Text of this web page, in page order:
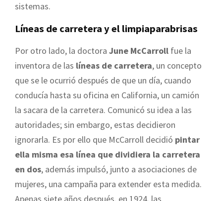
sistemas.
Líneas de carretera y el limpiaparabrisas
Por otro lado, la doctora June McCarroll fue la
inventora de las líneas de carretera, un concepto
que se le ocurrió después de que un día, cuando
conducía hasta su oficina en California, un camión
la sacara de la carretera. Comunicó su idea a las
autoridades; sin embargo, estas decidieron
ignorarla. Es por ello que McCarroll decidió pintar
ella misma esa línea que dividiera la carretera
en dos, además impulsó, junto a asociaciones de
mujeres, una campaña para extender esta medida.